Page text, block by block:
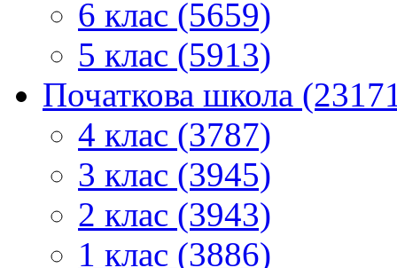
6 клас (5659)
5 клас (5913)
Початкова школа
4 клас (3787)
3 клас (3945)
2 клас (3943)
1 клас (3886)